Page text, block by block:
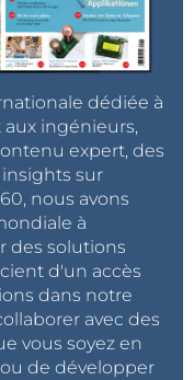
dédiée à
ingénieurs,
expert, des
sur
nous avons
à
des solutions
d'un accès
dans notre
avec des
vous soyez en
de développer